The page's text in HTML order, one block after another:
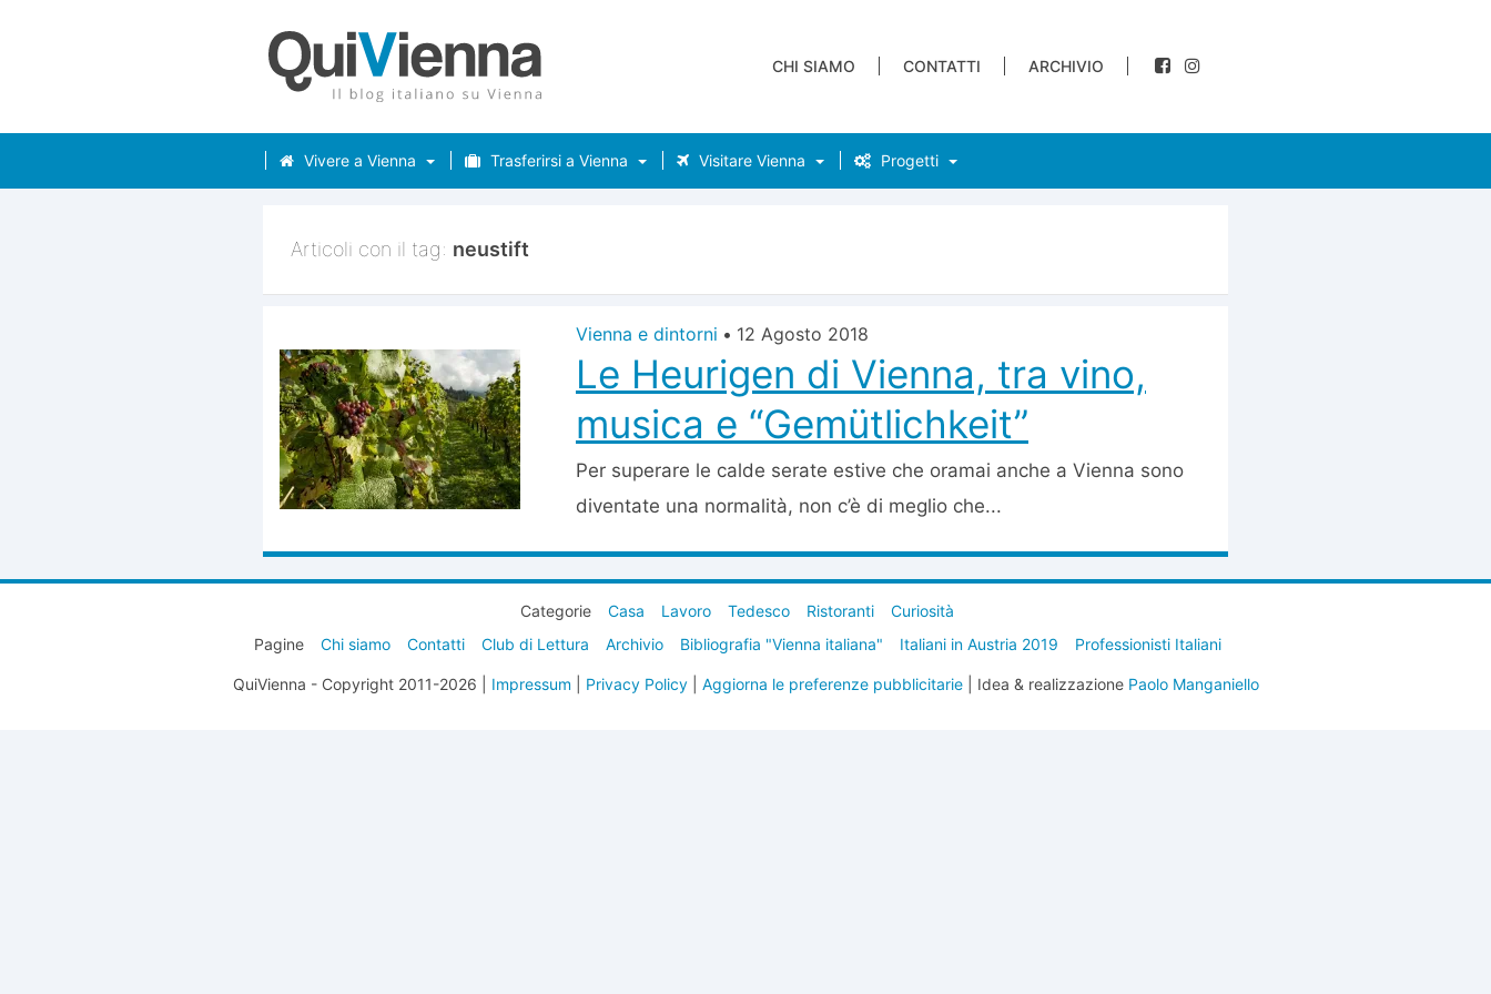
CHI SIAMO CONTATTI ARCHIVIO
Vivere a Vienna Trasferirsi a Vienna Visitare Vienna Progetti
Articoli con il tag: neustift
Vienna e dintorni • 12 Agosto 2018
Le Heurigen di Vienna, tra vino,
musica e “Gemütlichkeit”
Per superare le calde serate estive che oramai anche a Vienna sono
diventate una normalità, non c’è di meglio che...
Categorie Casa Lavoro Tedesco Ristoranti
Curiosità
Pagine
Chi siamo Contatti Club di Lettura Archivio Bibliografia "Vienna italiana" Italiani in Austria 2019 Professionisti Italiani
QuiVienna - Copyright 2011-2026 | Impressum Privacy Policy| Aggiorna le preferenze pubblicitarie| Idea & realizzazione Paolo Manganiello